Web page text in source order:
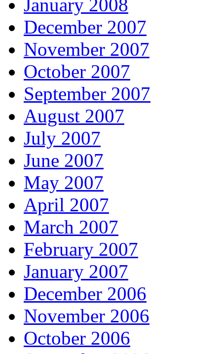
January 2008
December 2007
November 2007
October 2007
September 2007
August 2007
July 2007
June 2007
May 2007
April 2007
March 2007
February 2007
January 2007
December 2006
November 2006
October 2006